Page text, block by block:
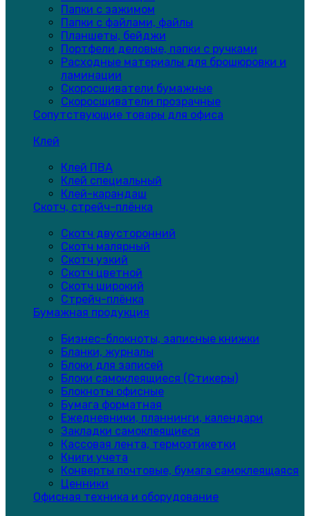
Папки с зажимом
Папки с файлами, файлы
Планшеты, бейджи
Портфели деловые, папки с ручками
Расходные материалы для брошюровки и
ламинации
Скоросшиватели бумажные
Скоросшиватели прозрачные
Сопутствующие товары для офиса
Клей
Клей ПВА
Клей специальный
Клей-карандаш
Скотч, стрейч-плёнка
Скотч двусторонний
Скотч малярный
Скотч узкий
Скотч цветной
Скотч широкий
Стрейч-плёнка
Бумажная продукция
Бизнес-блокноты, записные книжки
Бланки, журналы
Блоки для записей
Блоки самоклеящиеся (Стикеры)
Блокноты офисные
Бумага форматная
Ежедневники, планнинги, календари
Закладки самоклеящиеся
Кассовая лента, термоэтикетки
Книги учета
Конверты почтовые, бумага самоклеящаяся
Ценники
Офисная техника и оборудование